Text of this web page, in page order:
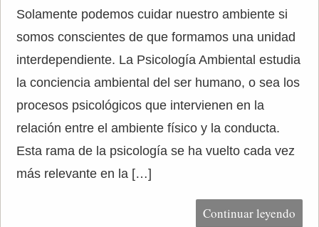
Solamente podemos cuidar nuestro ambiente si
somos conscientes de que formamos una unidad
interdependiente. La Psicología Ambiental estudia
la conciencia ambiental del ser humano, o sea los
procesos psicológicos que intervienen en la
relación entre el ambiente físico y la conducta.
Esta rama de la psicología se ha vuelto cada vez
más relevante en la […]
Continuar leyendo